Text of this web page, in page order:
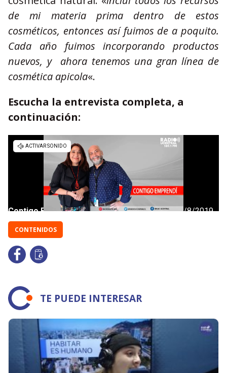
de mi materia prima dentro de estos
cosméticos, entonces así fuimos de a poquito.
Cada año fuimos incorporando productos
nuevos, y ahora tenemos una gran línea de
cosmética apicola«.
Escucha la entrevista completa, a
continuación:
CONTENIDOS
TE PUEDE INTERESAR